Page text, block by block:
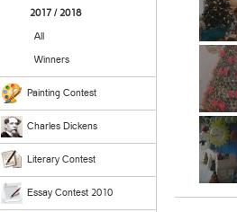
2017 / 2018
All
Winners
Painting Contest
Charles Dickens
Literary Contest
Essay Contest 2010